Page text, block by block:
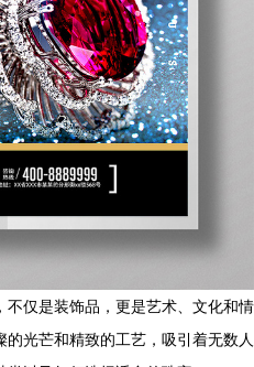
仅是装饰品，更是艺术、文化和情
光芒和精致的工艺，吸引着无数人